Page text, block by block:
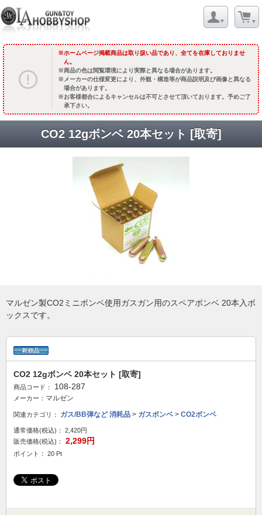
ホームページ掲載商品は取り扱い品であり、全てを在庫しておりませ
ん。
商品の色は閲覧環境により実際と異なる場合があります。
メーカーの仕様変更により、外観・構造等が商品説明及び画像と異なる
場合があります。
お客様都合によるキャンセルは不可とさせて頂いております。予めご了
承下さい。
CO2 12gボンベ 20本セット [取寄]
マルゼン製CO2ミニボンベ使用ガスガン用のスペアボンベ 20本入ボ
ックスです。
CO2 12gボンベ 20本セット [取寄]
商品コード： 108-287
メーカー： マルゼン
関連カテゴリ： ガス/BB弾など 消耗品 > ガスボンベ > CO2ボンベ
通常価格(税込)：
2,420円
販売価格(税込)：
2,299円
ポイント： 20 Pt